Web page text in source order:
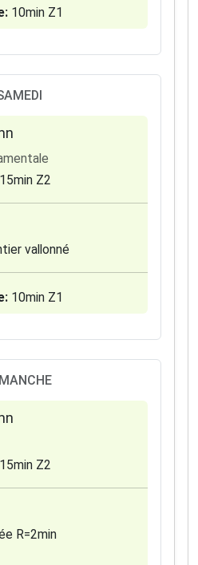
10min Z1
15min Z2
vallonné
10min Z1
15min Z2
R=2min